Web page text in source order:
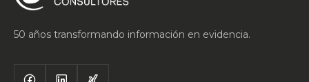
50 años transformando información en evidencia.